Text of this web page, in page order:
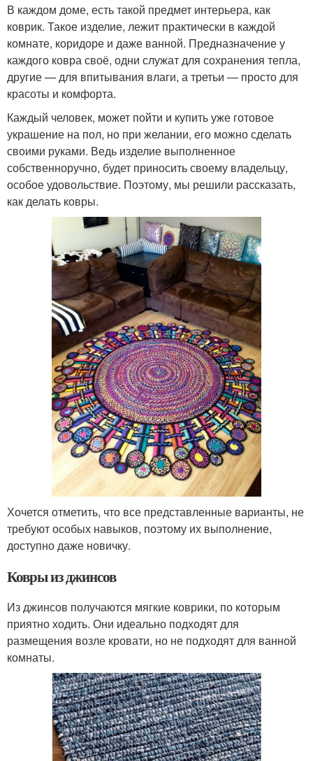
В каждом доме, есть такой предмет интерьера, как
коврик. Такое изделие, лежит практически в каждой
комнате, коридоре и даже ванной. Предназначение у
каждого ковра своё, одни служат для сохранения тепла,
другие — для впитывания влаги, а третьи — просто для
красоты и комфорта.
Каждый человек, может пойти и купить уже готовое
украшение на пол, но при желании, его можно сделать
своими руками. Ведь изделие выполненное
собственноручно, будет приносить своему владельцу,
особое удовольствие. Поэтому, мы решили рассказать,
как делать ковры.
Хочется отметить, что все представленные варианты, не
требуют особых навыков, поэтому их выполнение,
доступно даже новичку.
Ковры из джинсов
Из джинсов получаются мягкие коврики, по которым
приятно ходить. Они идеально подходят для
размещения возле кровати, но не подходят для ванной
комнаты.